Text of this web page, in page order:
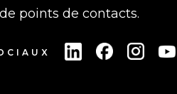
points de contacts.